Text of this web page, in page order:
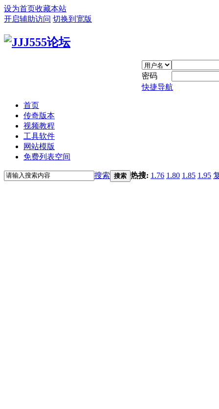
设为首页收藏本站
开启辅助访问 切换到宽版
密码
快捷导航
首页
传奇版本
视频教程
工具软件
网站模版
免费列表空间
搜索 搜索 热搜: 1.76 1.80 1.85 1.95